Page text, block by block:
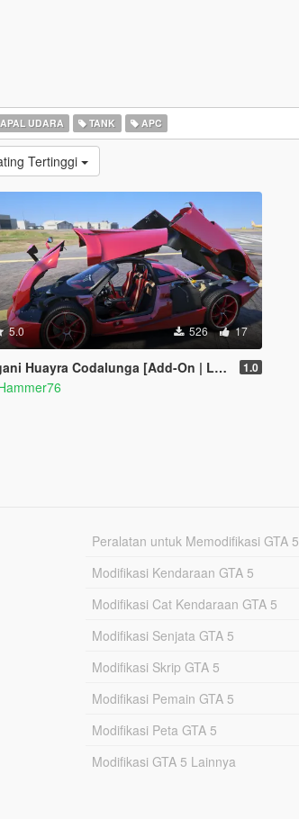
UDARA TANK APC
Tertinggi
5.0 526 17
Huayra Codalunga [Add-On | Legacy | Enhanced] 1.0
Peralatan untuk Memodifikasi GTA 5
Modifikasi Kendaraan GTA 5
Modifikasi Cat Kendaraan GTA 5
Modifikasi Senjata GTA 5
Modifikasi Skrip GTA 5
Modifikasi Pemain GTA 5
Modifikasi Peta GTA 5
Modifikasi GTA 5 Lainnya